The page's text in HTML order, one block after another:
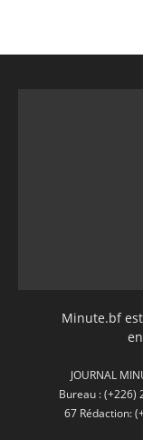
Minute.bf
JOURNAL
Bureau : (+226)
67 Rédaction: